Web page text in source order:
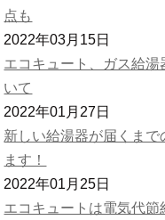
点も
2022年03月15日
エコキュート、ガス給
いて
2022年01月27日
新しい給湯器が届くま
ます！
2022年01月25日
エコキュートは電気代